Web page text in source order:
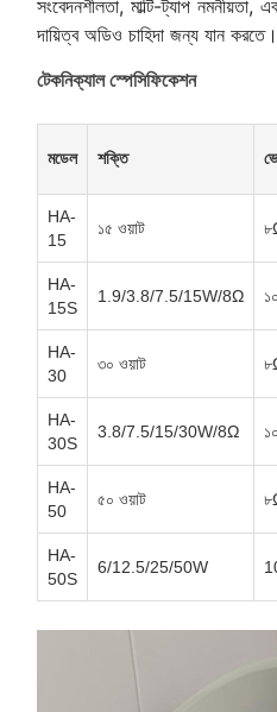
সংবেদনশীলতা, মাল্টি-ট্যাপ নমনীয়তা,
দায়িত্ব অডিও চাহিদা জন্য যান করতে।
টেকনিক্যাল স্পেসিফিকেশন
মডেল শক্তি
HA-
15
১৫ ওয়াট
HA-
15S
1.9/3.8/7.5/15W/8Ω
HA-
30
৩০ ওয়াট
HA-
30S
3.8/7.5/15/30W/8Ω
HA-
50
৫০ ওয়াট
HA-
50S
6/12.5/25/50W